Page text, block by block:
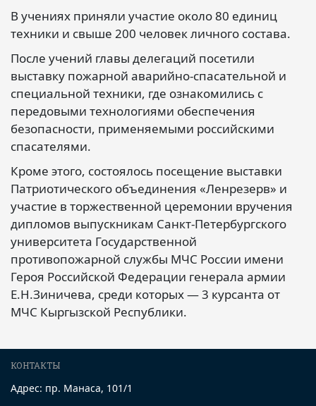
В учениях приняли участие около 80 единиц
техники и свыше 200 человек личного состава.
После учений главы делегаций посетили
выставку пожарной аварийно-спасательной и
специальной техники, где ознакомились с
передовыми технологиями обеспечения
безопасности, применяемыми российскими
спасателями.
Кроме этого, состоялось посещение выставки
Патриотического объединения «Ленрезерв» и
участие в торжественной церемонии вручения
дипломов выпускникам Санкт-Петербургского
университета Государственной
противопожарной службы МЧС России имени
Героя Российской Федерации генерала армии
Е.Н.Зиничева, среди которых — 3 курсанта от
МЧС Кыргызской Республики.
КОНТАКТЫ
Адрес: пр. Манаса, 101/1